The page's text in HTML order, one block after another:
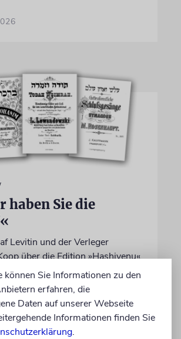
haben Sie die
Levitin und der Verleger
über die Edition »Hashivenu«
für die Synagoge – und
auch von nichtjüdischen Chören
»Made in Germany«
Schmitt
können Sie Informationen zu den
erfahren, die
Daten auf unserer Webseite
Informationen finden Sie
.